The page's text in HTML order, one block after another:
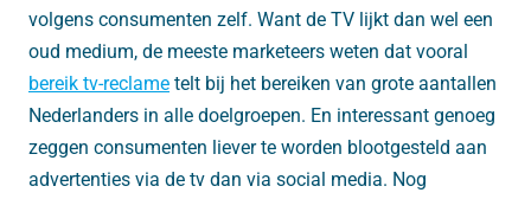
volgens consumenten zelf. Want de TV lijkt dan wel een
oud medium, de meeste marketeers weten dat vooral
bereik tv-reclame telt bij het bereiken van grote aantallen
Nederlanders in alle doelgroepen. En interessant genoeg
zeggen consumenten liever te worden blootgesteld aan
advertenties via de tv dan via social media. Nog